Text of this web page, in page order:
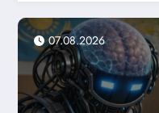
07.08.2026